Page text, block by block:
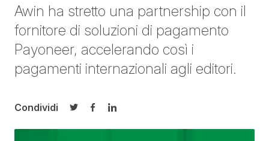
Awin ha stretto una partnership con il
fornitore di soluzioni di pagamento
Payoneer, accelerando così i
pagamenti internazionali agli editori.
Condividi
Condividi su Twitter
Condividi su Facebook
Condividi su LinkedIn